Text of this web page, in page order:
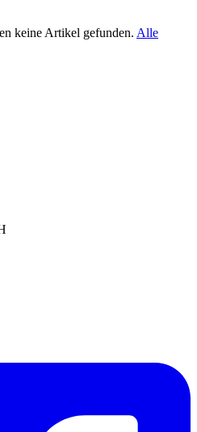
keine Artikel gefunden. Alle